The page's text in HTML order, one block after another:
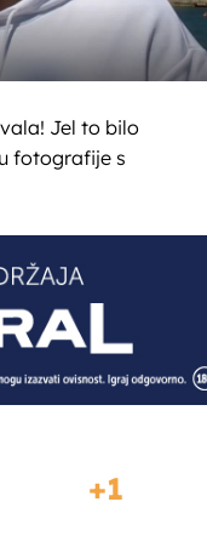
Jel to bilo
fotografije s
1